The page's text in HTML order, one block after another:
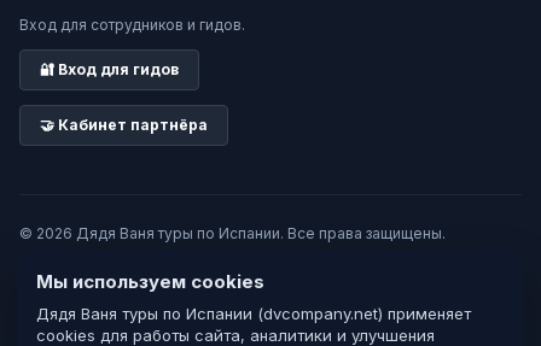
Вход для сотрудников и гидов.
🔐 Вход для гидов
🤝 Кабинет партнёра
© 2026 Дядя Ваня туры по Испании. Все права защищены.
Опубликовать свой тур
Партнёрам
Мы используем cookies
Дядя Ваня туры по Испании (dvcompany.net) применяет
cookies для работы сайта, аналитики и улучшения